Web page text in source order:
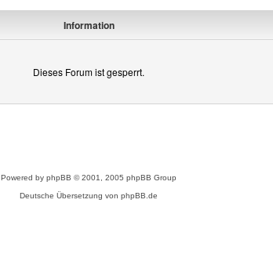
Information
Dieses Forum ist gesperrt.
Powered by phpBB © 2001, 2005 phpBB Group
Deutsche Übersetzung von phpBB.de